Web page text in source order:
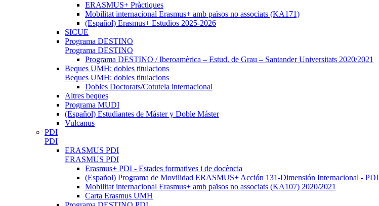
ERASMUS+ Pràctiques
Mobilitat internacional Erasmus+ amb països no associats (KA171)
(Español) Erasmus+ Estudios 2025-2026
SICUE
Programa DESTINO
Programa DESTINO
Programa DESTINO / Iberoamèrica – Estud. de Grau – Santander Universitats 2020/2021
Beques UMH: dobles titulacions
Beques UMH: dobles titulacions
Dobles Doctorats/Cotutela internacional
Altres beques
Programa MUDI
(Español) Estudiantes de Máster y Doble Máster
Vulcanus
PDI
PDI
ERASMUS PDI
ERASMUS PDI
Erasmus+ PDI - Estades formatives i de docència
(Español) Programa de Movilidad ERASMUS+ Acción 131-Dimensión Internacional - PDI
Mobilitat internacional Erasmus+ amb països no associats (KA107) 2020/2021
Carta Erasmus UMH